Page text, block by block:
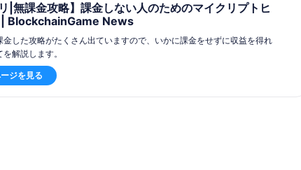
|無課金攻略】課金しない人のためのマイクリプトヒ
| BlockchainGame News
金した攻略がたくさん出ていますので、いかに課金をせずに収益を得れ
解説します。
ジを見る